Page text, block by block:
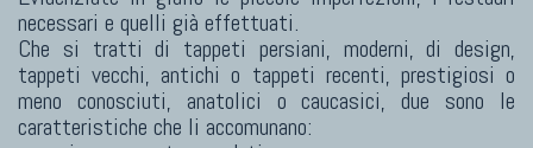
Bhadohi Moderni
Kala Laie
Reloaded
Tappeti Moderni Collezione Morandi
necessari e quelli già effettuati.
Che si tratti di tappeti persiani, moderni, di design,
tappeti vecchi, antichi o tappeti recenti, prestigiosi o
meno conosciuti, anatolici o caucasici, due sono le
caratteristiche che li accomunano: